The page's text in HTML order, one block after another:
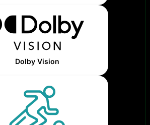
Dolby Vision